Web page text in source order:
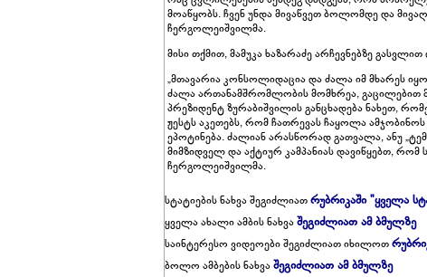
მოაწყობს. ჩვენ უნდა მივაწვეთ ბოლომდე და
ჩერგოლეიშვილმა.
მისი თქმით, მამუკა ხაზარაძე არჩევნებზე
„მთავარია კონსოლიდაცია და ძალა იმ მხარეს
ძალა ართანამშრომლობის მომხრეა, გაცილებით
პრეზიდენტ ზურაბიშვილის განცხადება ნახეთ,
ჟესტს აკეთებს, რომ ჩათრევას ჩაყოლა
ეპოტინება. ძალიან არასწორად გათვალა, ანუ
მიმზიდველ და აქტიურ კამპანიას დავიწყებთ,
ჩერგოლეიშვილმა.
სტატიების ნახვა შეგიძლიათრუბრიკაში "ყველა
ყველა ახალი ამბის ნახვაშეგიძლიათ ამ ბმულზე
საინტერესო ვიდეოები შეგიძლიათ იხილოთ
ბოლო ამბების ნახვაშეგიძლიათ ამ ბმულზე